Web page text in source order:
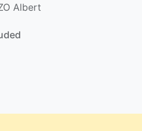
Albert